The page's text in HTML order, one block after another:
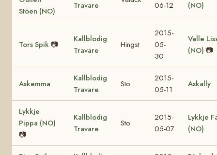
Stöen (NO)
Travare
06-12
(NO)
Tors Spik 📷
Kallblodig
Travare
Hingst
2015-
05-
30
Valle
(NO) 📷
Askemma
Kallblodig
Travare
Sto
2015-
05-11
Askally
Lykkje
Pippa (NO)
📷
Kallblodig
Travare
Sto
2015-
05-07
Lykkje
(NO)